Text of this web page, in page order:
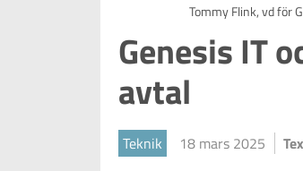
Tommy Flink, vd för
Genesis IT
avtal
Teknik 18 mars 2025